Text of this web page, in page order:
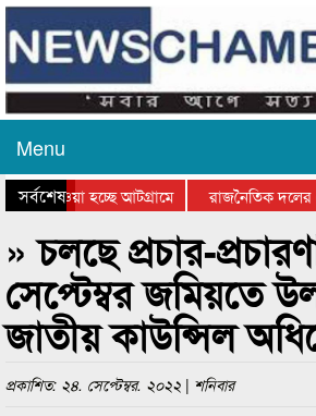
Menu
সর্বশেষ
যাওয়া হচ্ছে আটগ্রামে
রাজনৈতিক দলের
সিলেটে
» চলছে প্রচার-
সেপ্টেম্বর জমিয়তে
জাতীয় কাউন্সিল
প্রকাশিত: ২৪. সেপ্টেম্বর. ২০২২ | শনিবার